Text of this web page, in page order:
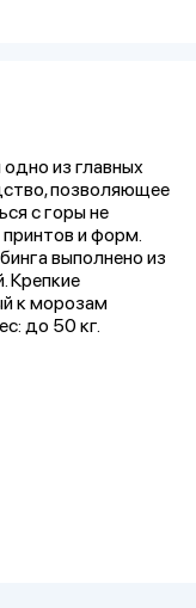
из главных
позволяющее
с горы не
и форм.
выполнено из
Крепкие
к морозам
до 50 кг.